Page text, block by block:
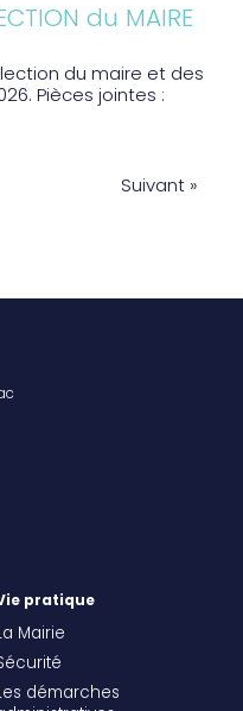
du MAIRE
du maire et des
Pièces jointes :
Suivant »
pratique
Mairie
démarches